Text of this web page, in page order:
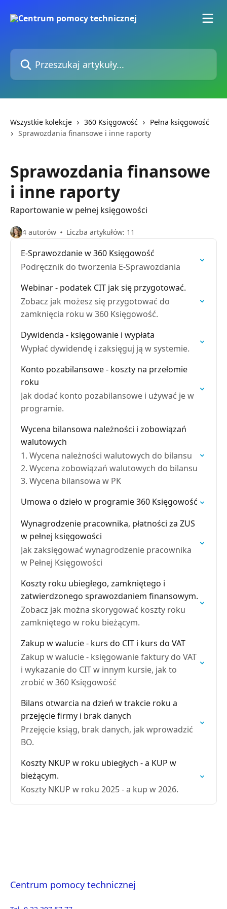
Przeszukaj artykuły...
Wszystkie kolekcje 360 Księgowość
Pełna księgowość
Sprawozdania finansowe i inne raporty
Sprawozdania finansowe
i inne raporty
Raportowanie w pełnej księgowości
4 autorów Liczba artykułów: 11
E-Sprawozdanie w 360 Księgowość
Podręcznik do tworzenia E-Sprawozdania
Webinar - podatek CIT jak się przygotować.
Zobacz jak możesz się przygotować do
zamknięcia roku w 360 Księgowość.
Dywidenda - księgowanie i wypłata
Wypłać dywidendę i zaksięguj ją w systemie.
Konto pozabilansowe - koszty na przełomie
roku
Jak dodać konto pozabilansowe i używać je w
programie.
Wycena bilansowa należności i zobowiązań
walutowych
1. Wycena należności walutowych do bilansu
2. Wycena zobowiązań walutowych do bilansu
3. Wycena bilansowa w PK
Umowa o dzieło w programie 360 Księgowość
Wynagrodzenie pracownika, płatności za ZUS
w pełnej księgowości
Jak zaksięgować wynagrodzenie pracownika
w Pełnej Księgowości
Koszty roku ubiegłego, zamkniętego i
zatwierdzonego sprawozdaniem finansowym.
Zobacz jak można skorygować koszty roku
zamkniętego w roku bieżącym.
Zakup w walucie - kurs do CIT i kurs do VAT
Zakup w walucie - księgowanie faktury do VAT
i wykazanie do CIT w innym kursie, jak to
zrobić w 360 Księgowość
Bilans otwarcia na dzień w trakcie roku a
przejęcie firmy i brak danych
Przejęcie ksiąg, brak danych, jak wprowadzić
BO.
Koszty NKUP w roku ubiegłych - a KUP w
bieżącym.
Koszty NKUP w roku 2025 - a kup w 2026.
Centrum pomocy technicznej